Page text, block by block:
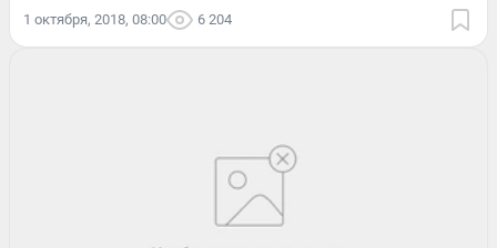
1 октября, 2018, 08:00 6 204